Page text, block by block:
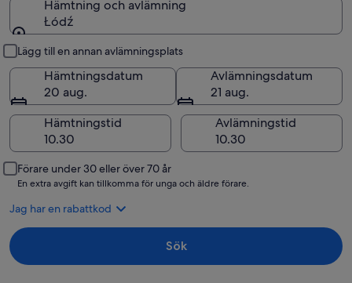
Hämtning och avlämning
Łódź
Lägg till en annan avlämningsplats
Hämtningsdatum
20 aug.
Avlämningsdatum
21 aug.
Hämtningstid
Avlämningstid
Förare under 30 eller över 70 år
En extra avgift kan tillkomma för unga och äldre förare.
Jag har en rabattkod
Sök